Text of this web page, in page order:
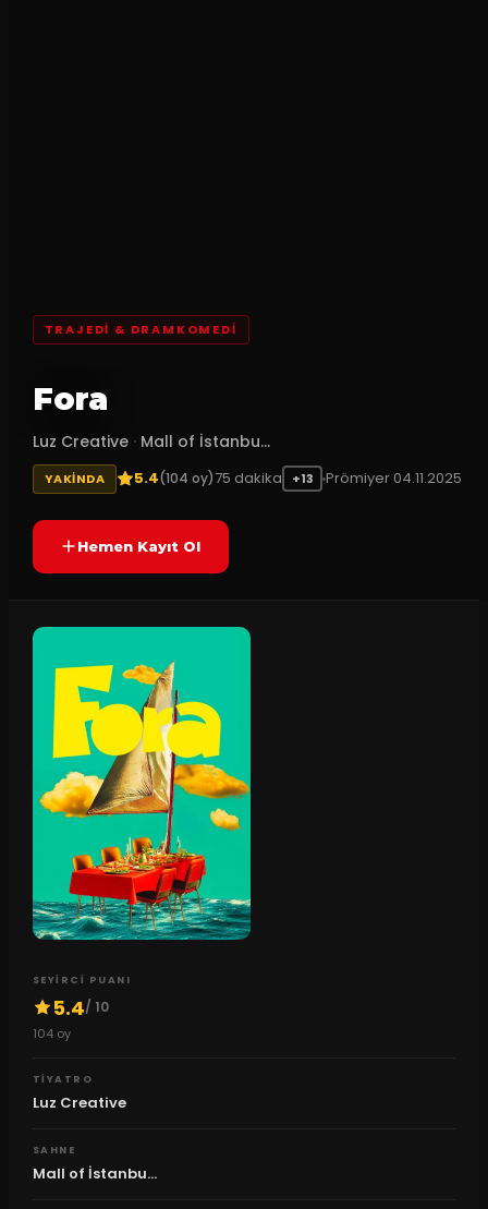
TRAJEDI & DRAMKOMEDI
Fora
Luz Creative · Mall of İstanbu...
YAKINDA 5.4(104 oy)75 dakika +13 Prömiyer 04.11.2025
Hemen Kayıt Ol
SEYIRCI PUANI
5.4/ 10
104oy
TIYATRO
Luz Creative
SAHNE
Mall of İstanbu...